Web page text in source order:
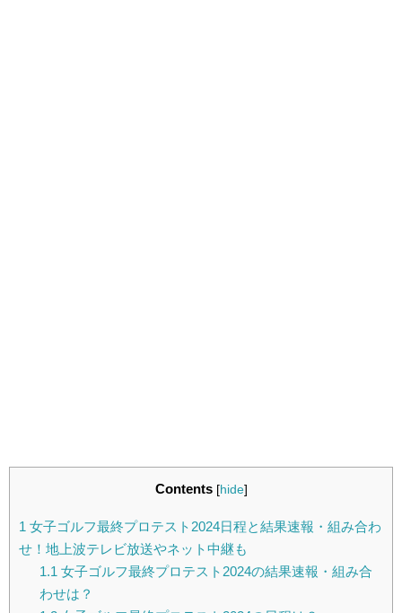
Contents [hide]
1 女子ゴルフ最終プロテスト2024日程と結果速報・組み合わ
せ！地上波テレビ放送やネット中継も
1.1 女子ゴルフ最終プロテスト2024の結果速報・組み合
わせは？